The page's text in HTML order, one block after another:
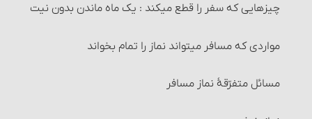
مسائل مربوط به احتکار و احکام آن‏
چیزهایی که سفر را قطع می‏کند : یک ماه ماندن بدون نیت
مواردی که مسافر می‏تواند نماز را تمام بخواند
مسائل متفرّقۀ نماز مسافر